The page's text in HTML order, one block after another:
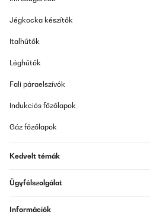
with it we bought one for our
medications that need to be
etc. Very happy with them. Family
with it we bought one for our
Jégkocka készítők
Italhűtők
Léghűtők
Fali páraelszívók
Indukciós főzőlapok
Gáz főzőlapok
Kedvelt témák
Ügyfélszolgálat
Információk